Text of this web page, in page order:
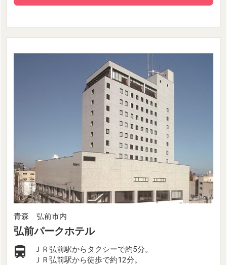
青森 弘前市内
弘前パークホテル
ＪＲ弘前駅からタクシーで約5分。
ＪＲ弘前駅から徒歩で約12分。